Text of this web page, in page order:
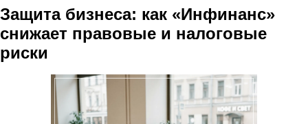
Защита бизнеса: как «Инфинанс»
снижает правовые и налоговые
риски